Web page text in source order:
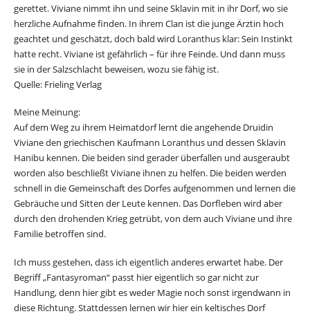
gerettet. Viviane nimmt ihn und seine Sklavin mit in ihr Dorf, wo sie
herzliche Aufnahme finden. In ihrem Clan ist die junge Ärztin hoch
geachtet und geschätzt, doch bald wird Loranthus klar: Sein Instinkt
hatte recht. Viviane ist gefährlich – für ihre Feinde. Und dann muss
sie in der Salzschlacht beweisen, wozu sie fähig ist.
Quelle: Frieling Verlag
Meine Meinung:
Auf dem Weg zu ihrem Heimatdorf lernt die angehende Druidin
Viviane den griechischen Kaufmann Loranthus und dessen Sklavin
Hanibu kennen. Die beiden sind gerader überfallen und ausgeraubt
worden also beschließt Viviane ihnen zu helfen. Die beiden werden
schnell in die Gemeinschaft des Dorfes aufgenommen und lernen die
Gebräuche und Sitten der Leute kennen. Das Dorfleben wird aber
durch den drohenden Krieg getrübt, von dem auch Viviane und ihre
Familie betroffen sind.
Ich muss gestehen, dass ich eigentlich anderes erwartet habe. Der
Begriff „Fantasyroman“ passt hier eigentlich so gar nicht zur
Handlung, denn hier gibt es weder Magie noch sonst irgendwann in
diese Richtung. Stattdessen lernen wir hier ein keltisches Dorf